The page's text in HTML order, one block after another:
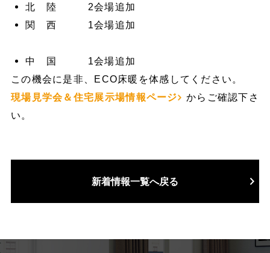
北 陸 2会場追加
関 西 1会場追加
中 国 1会場追加
この機会に是非、ECO床暖を体感してください。
現場見学会＆住宅展示場情報ページ
からご確認下さ
い。
新着情報一覧へ戻る